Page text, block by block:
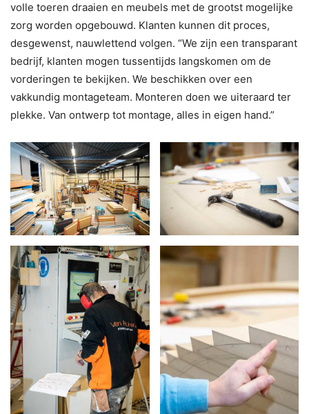
volle toeren draaien en meubels met de grootst mogelijke
zorg worden opgebouwd. Klanten kunnen dit proces,
desgewenst, nauwlettend volgen. “We zijn een transparant
bedrijf, klanten mogen tussentijds langskomen om de
vorderingen te bekijken. We beschikken over een
vakkundig montageteam. Monteren doen we uiteraard ter
plekke. Van ontwerp tot montage, alles in eigen hand.”